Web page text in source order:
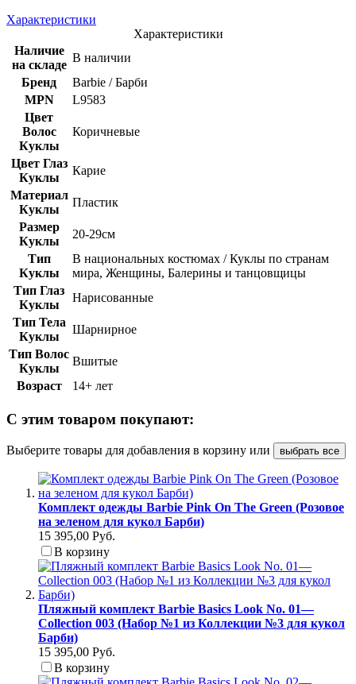
Характеристики
Характеристики
Наличие
на складе
В наличии
Бренд
Barbie / Барби
MPN
L9583
Цвет
Волос
Куклы
Коричневые
Цвет Глаз
Куклы
Карие
Материал
Куклы
Пластик
Размер
Куклы
20-29см
Тип
Куклы
В национальных костюмах / Куклы по странам
мира, Женщины, Балерины и танцовщицы
Тип Глаз
Куклы
Нарисованные
Тип Тела
Куклы
Шарнирное
Тип Волос
Куклы
Вшитые
Возраст
14+ лет
С этим товаром покупают:
Выберите товары для добавления в корзину или выбрать все
Комплект одежды Barbie Pink On The Green (Розовое
на зеленом для кукол Барби)
15 395,00 Руб.
В корзину
Пляжный комплект Barbie Basics Look No. 01—
Collection 003 (Набор №1 из Коллекции №3 для кукол
Барби)
15 395,00 Руб.
В корзину